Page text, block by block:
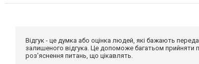
Відгук - це думка або оцінка людей, які бажають
залишеного відгука. Це допоможе багатьом прийняти
роз'яснення питань, що цікавлять.